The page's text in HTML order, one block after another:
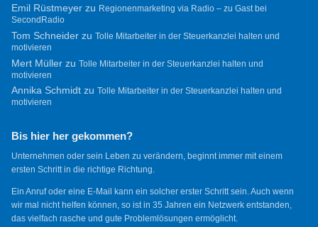
Emil Rüstmeyerzu Regionenmarketing via Radio – zu Gast bei
SecondRadio
Tom Schneiderzu Tolle Mitarbeiter in der Steuerkanzlei halten und
motivieren
Mert Müllerzu Tolle Mitarbeiter in der Steuerkanzlei halten und
motivieren
Annika Schmidtzu Tolle Mitarbeiter in der Steuerkanzlei halten und
motivieren
Bis hier her gekommen?
Unternehmen oder sein Leben zu verändern, beginnt immer mit einem
ersten Schritt in die richtige Richtung.
Ein Anruf oder eine E-Mail kann ein solcher erster Schritt sein. Auch wenn
wir mal nicht helfen können, so ist in 35 Jahren ein Netzwerk entstanden,
das vielfach rasche und gute Problemlösungen ermöglicht.